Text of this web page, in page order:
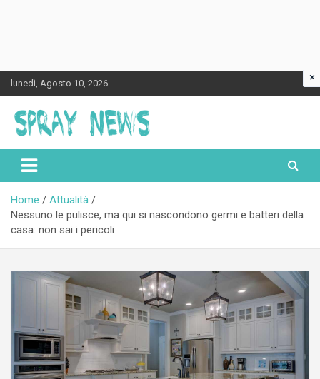
Skip
to
content
lunedì, Agosto 10, 2026
Spraynews.it
Home
Attualità
Nessuno le pulisce, ma qui si nascondono germi e batteri della
casa: non sai i pericoli
×